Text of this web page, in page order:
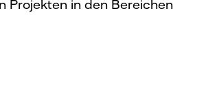
Projekten in den Bereichen